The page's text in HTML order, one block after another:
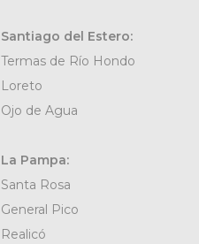
Santiago del Estero:
Termas de Río Hondo
Loreto
Ojo de Agua
La Pampa:
Santa Rosa
General Pico
Realicó